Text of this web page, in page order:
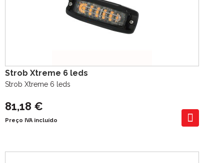
Strob Xtreme 6 leds
Strob Xtreme 6 leds
81,18 €
Preço IVA incluído